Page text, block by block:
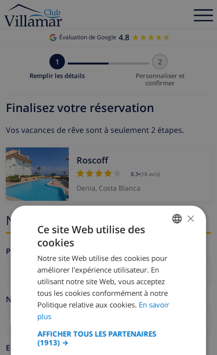
Évaluation de Google 4.8 ★★★★★
★★★★★
1
Remplir les détails
2
Personnaliser et
confirmer
Finalisez votre réservation
Vos vacances de rêve sont à seulement 2 étapes.
Roscoff
8.3•(18 avis)
Denia, Costa Blanca
Nom et adresse e-mail
Prénom *
Nom de famille *
E-mail *
DUTCH
SPANISH
GERMAN
×
Ce site Web utilise des
cookies
Notre site Web utilise des cookies pour
améliorer l'expérience utilisateur. En
utilisant notre site Web, vous acceptez
tous les cookies conformément à notre
Politique relative aux cookies. En savoir
plus
AFFICHER TOUS LES PARTENAIRES
(1913) →